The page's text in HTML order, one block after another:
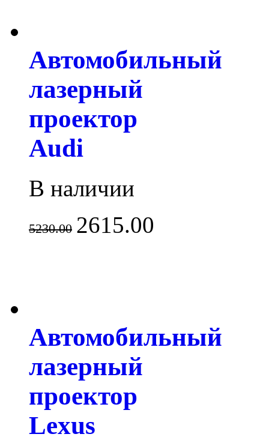
Автомобильный
лазерный
проектор
Audi
В наличии
5230.00 2615.00
Автомобильный
лазерный
проектор
Lexus